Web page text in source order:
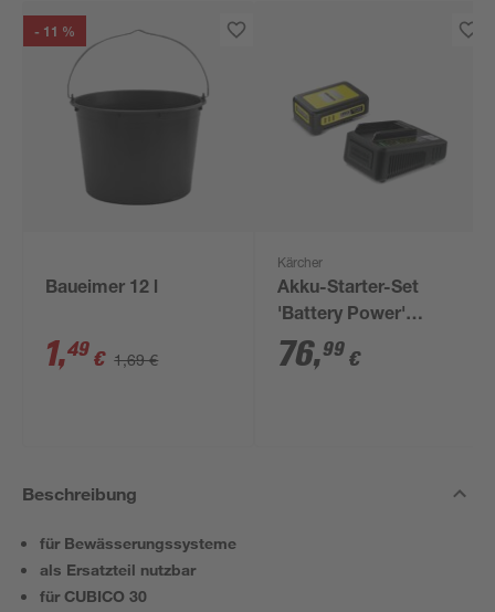
- 11 %
Baueimer 12 l
1,49 € 1,69 €
Kärcher
Akku-Starter-Set
'Battery Power'
Ladegerät und Akku
18 V, 2,5 Ah
76,99 €
Beschreibung
für Bewässerungssysteme
als Ersatzteil nutzbar
für CUBICO 30